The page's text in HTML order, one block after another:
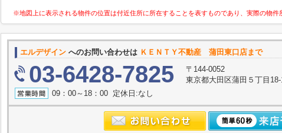
※地図上に表示される物件の位置は付近住所に所在することを表すものであり、実際の物件
エルデザイン へのお問い合わせは ＫＥＮＴＹ不動産 蒲田東口店まで
03-6428-7825
〒144-0052
東京都大田区蒲田５丁目
09：00～18：00 定休日:なし